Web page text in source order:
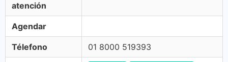
atención
Agendar
Télefono 01 8000 519393